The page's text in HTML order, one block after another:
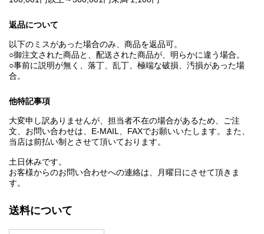
返品について
以下のミスがあった場合のみ、商品を返品可。
○御注文された商品と、配送された商品が、明らかに違う場合。
○事前に説明が無く、落丁、乱丁、極端な破損、汚損があった場
合。
他特記事項
大変申し訳ありませんが、担当者不在の場合があるため、ご注
文、お問い合わせは、E‐MAIL、FAXでお願いいたします。また、
当店は前払い制とさせて頂いております。
土日休みです。
お客様からのお問い合わせへの連絡は、月曜日にさせて頂きま
す。
送料について